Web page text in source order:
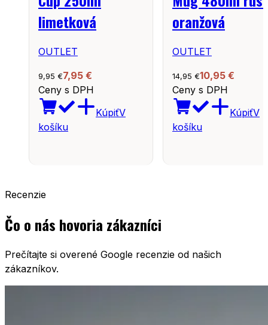
limetková
OUTLET
9,95 €7,95 €
Ceny s DPH
KúpiťV
košíku
oranžová
OUTLET
14,95 €10,95 €
Ceny s DPH
KúpiťV
košíku
Recenzie
Čo o nás hovoria zákazníci
Prečítajte si overené Google recenzie od našich
zákazníkov.